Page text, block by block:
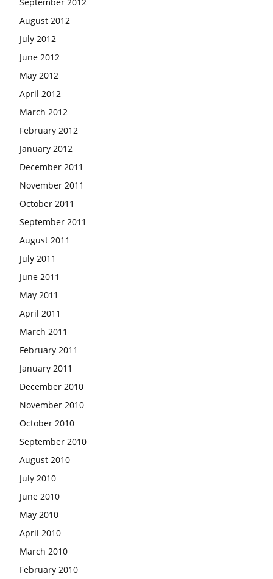
September 2012
August 2012
July 2012
June 2012
May 2012
April 2012
March 2012
February 2012
January 2012
December 2011
November 2011
October 2011
September 2011
August 2011
July 2011
June 2011
May 2011
April 2011
March 2011
February 2011
January 2011
December 2010
November 2010
October 2010
September 2010
August 2010
July 2010
June 2010
May 2010
April 2010
March 2010
February 2010